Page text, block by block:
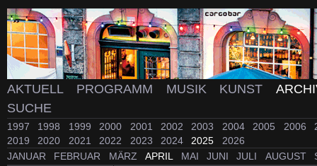
AKTUELL PROGRAMM MUSIK KUNST
SUCHE
1997 1998 1999 2000 2001 2002 2003 2004 2005 2006
2019
2020 2021 2022 2023 2024 2025
2026
JANUAR
FEBRUAR MÄRZ APRIL MAI JUNI JULI AUGUST